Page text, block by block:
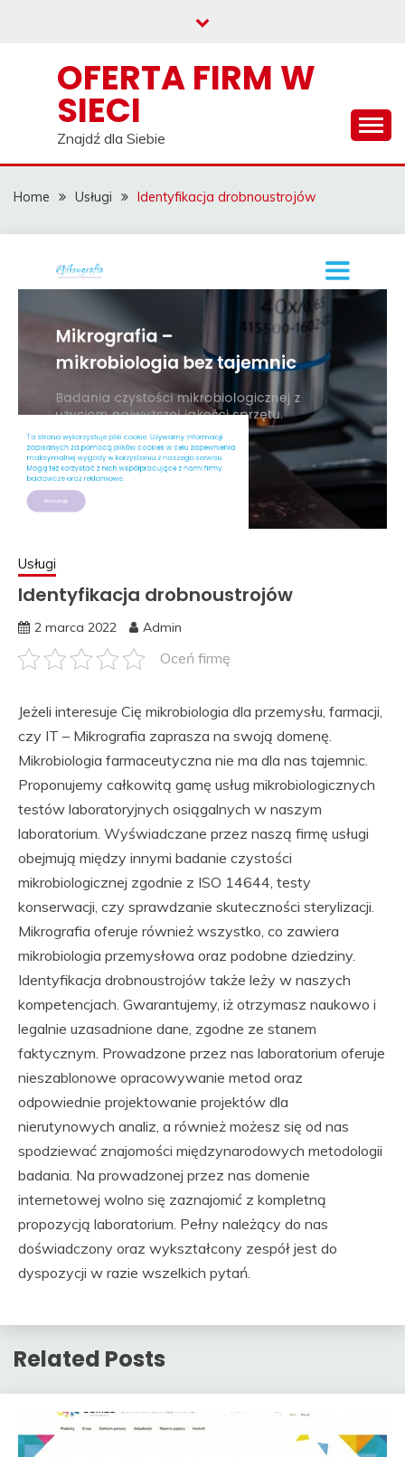
OFERTA FIRM W
SIECI
Znajdź dla Siebie
Home Usługi Identyfikacja drobnoustrojów
Usługi
Identyfikacja drobnoustrojów
2 marca 2022 Admin
Oceń firmę
Jeżeli interesuje Cię mikrobiologia dla przemysłu, farmacji,
czy IT – Mikrografia zaprasza na swoją domenę.
Mikrobiologia farmaceutyczna nie ma dla nas tajemnic.
Proponujemy całkowitą gamę usług mikrobiologicznych
testów laboratoryjnych osiągalnych w naszym
laboratorium. Wyświadczane przez naszą firmę usługi
obejmują między innymi badanie czystości
mikrobiologicznej zgodnie z ISO 14644, testy
konserwacji, czy sprawdzanie skuteczności sterylizacji.
Mikrografia oferuje również wszystko, co zawiera
mikrobiologia przemysłowa oraz podobne dziedziny.
Identyfikacja drobnoustrojów także leży w naszych
kompetencjach. Gwarantujemy, iż otrzymasz naukowo i
legalnie uzasadnione dane, zgodne ze stanem
faktycznym. Prowadzone przez nas laboratorium oferuje
nieszablonowe opracowywanie metod oraz
odpowiednie projektowanie projektów dla
nierutynowych analiz, a również możesz się od nas
spodziewać znajomości międzynarodowych metodologii
badania. Na prowadzonej przez nas domenie
internetowej wolno się zaznajomić z kompletną
propozycją laboratorium. Pełny należący do nas
doświadczony oraz wykształcony zespół jest do
dyspozycji w razie wszelkich pytań.
Related Posts